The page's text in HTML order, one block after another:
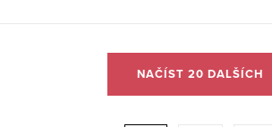
NAČÍST 20 DALŠÍCH